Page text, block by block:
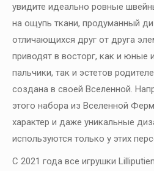
увидите идеально ровные
на ощупь ткани, продуманный
отличающихся друг от друга
приводят в восторг, как и юные
пальчики, так и эстетов
создана в своей Вселенной.
этого набора из Вселенной
характер и даже уникальные
используются только у этих
С 2021 года все игрушки